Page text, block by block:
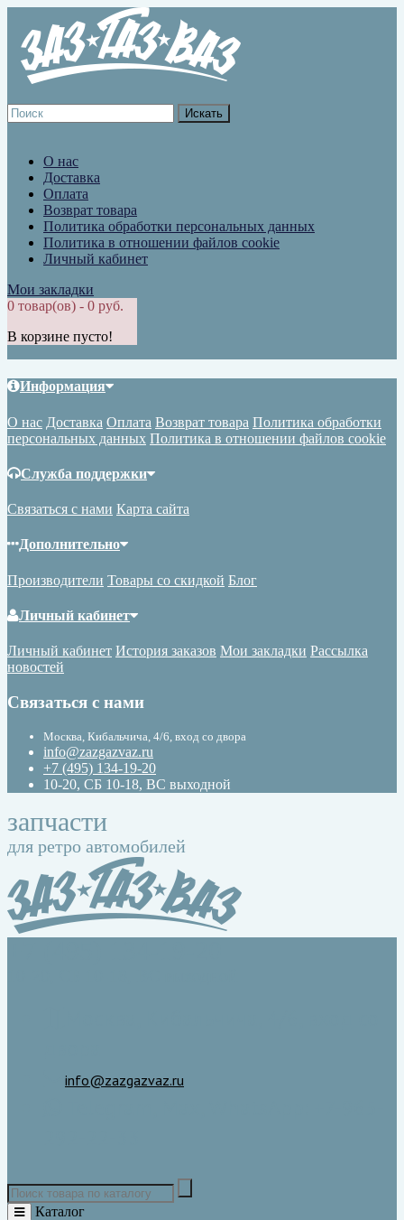
О нас
Доставка
Оплата
Возврат товара
Политика обработки персональных данных
Политика в отношении файлов cookie
Личный кабинет
Мои закладки
0 товар(ов) - 0 руб.
В корзине пусто!
Информация
О нас Доставка Оплата Возврат товара Политика обработки
персональных данных Политика в отношении файлов cookie
Служба поддержки
Связаться с нами Карта сайта
Дополнительно
Производители Товары со скидкой Блог
Личный кабинет
Личный кабинет История заказов Мои закладки Рассылка
новостей
Связаться с нами
Москва, Кибальчича, 4/6, вход со двора
info@zazgazvaz.ru
+7 (495) 134-19-20
10-20, СБ 10-18, ВС выходной
запчасти
для ретро автомобилей
info@zazgazvaz.ru
Каталог